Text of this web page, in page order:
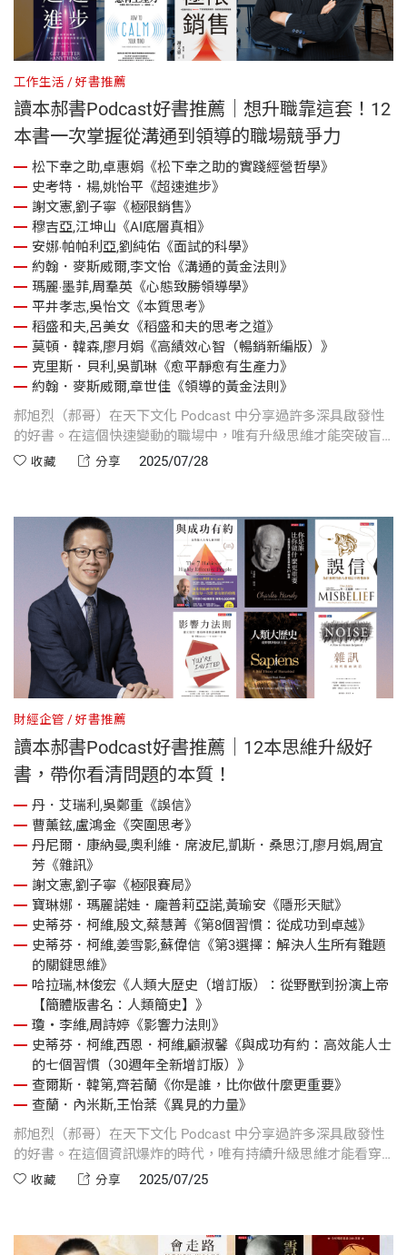
工作生活 好書推薦
讀本郝書Podcast好書推薦｜想升職靠這套！12
本書一次掌握從溝通到領導的職場競爭力
松下幸之助,卓惠娟《松下幸之助的實踐經營哲學》
史考特．楊,姚怡平《超速進步》
謝文憲,劉子寧《極限銷售》
穆吉亞,江坤山《AI底層真相》
安娜‧帕帕利亞,劉純佑《面試的科學》
約翰．麥斯威爾,李文怡《溝通的黃金法則》
瑪麗‧墨菲,周羣英《心態致勝領導學》
平井孝志,吳怡文《本質思考》
稻盛和夫,呂美女《稻盛和夫的思考之道》
莫頓．韓森,廖月娟《高績效心智（暢銷新編版）》
克里斯．貝利,吳凱琳《愈平靜愈有生產力》
約翰．麥斯威爾,章世佳《領導的黃金法則》
郝旭烈（郝哥）在天下文化 Podcast 中分享過許多深具啟發性
的好書。在這個快速變動的職場中，唯有升級思維才能突破盲
點、看清本質。這12本書涵蓋領導、溝通與效率，幫你打造專
收藏 分享 2025/07/28
財經企管 好書推薦
讀本郝書Podcast好書推薦｜12本思維升級好
書，帶你看清問題的本質！
丹．艾瑞利,吳鄭重《誤信》
曹薰鉉,盧鴻金《突圍思考》
丹尼爾．康納曼,奧利維．席波尼,凱斯．桑思汀,廖月娟,周宜
芳《雜訊》
謝文憲,劉子寧《極限賽局》
寶琳娜．瑪麗諾娃．龐普莉亞諾,黃瑜安《隱形天賦》
史蒂芬．柯維,殷文,蔡慧菁《第8個習慣：從成功到卓越》
史蒂芬．柯維,姜雪影,蘇偉信《第3選擇：解決人生所有難題
的關鍵思維》
哈拉瑞,林俊宏《人類大歷史（增訂版）：從野獸到扮演上帝
【簡體版書名：人類簡史】》
瓊・李維,周詩婷《影響力法則》
史蒂芬．柯維,西恩．柯維,顧淑馨《與成功有約：高效能人士
的七個習慣（30週年全新增訂版）》
查爾斯．韓第,齊若蘭《你是誰，比你做什麼更重要》
查蘭．內米斯,王怡棻《異見的力量》
郝旭烈（郝哥）在天下文化 Podcast 中分享過許多深具啟發性
的好書。在這個資訊爆炸的時代，唯有持續升級思維才能看穿
表象、洞悉問題本質。這12本精選書單，橫跨行為科學、決策
收藏 分享 2025/07/25